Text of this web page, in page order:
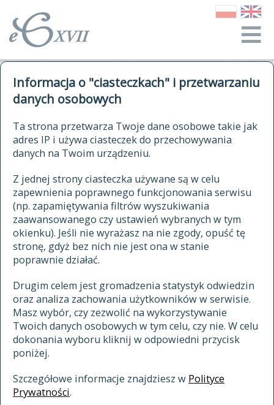
Informacja o "ciasteczkach" i przetwarzaniu
danych osobowych
Ta strona przetwarza Twoje dane osobowe takie jak
adres IP i używa ciasteczek do przechowywania
danych na Twoim urządzeniu.
Z jednej strony ciasteczka używane są w celu
zapewnienia poprawnego funkcjonowania serwisu
(np. zapamiętywania filtrów wyszukiwania
zaawansowanego czy ustawień wybranych w tym
okienku). Jeśli nie wyrażasz na nie zgody, opuść tę
stronę, gdyż bez nich nie jest ona w stanie
poprawnie działać.
Drugim celem jest gromadzenia statystyk odwiedzin
oraz analiza zachowania użytkowników w serwisie.
Masz wybór, czy zezwolić na wykorzystywanie
Twoich danych osobowych w tym celu, czy nie. W celu
dokonania wyboru kliknij w odpowiedni przycisk
poniżej.
Szczegółowe informacje znajdziesz w Polityce
Prywatności.
autorzy Słownika
historia
publikacje
źródła
autorzy tekstów źródłowych
zasady opracowania
statystyki
najnowsze hasła
ostatnio zmodyfikowane hasła
materiały archiwalne
cytowanie
kontakt
kwerendy
jak cytować Słownik
ELEKTRONICZNY SŁOWNIK
JĘZYKA POLSKIEGO
XVII I XVIII WIEKU
znajdź hasła
zaczynające się od